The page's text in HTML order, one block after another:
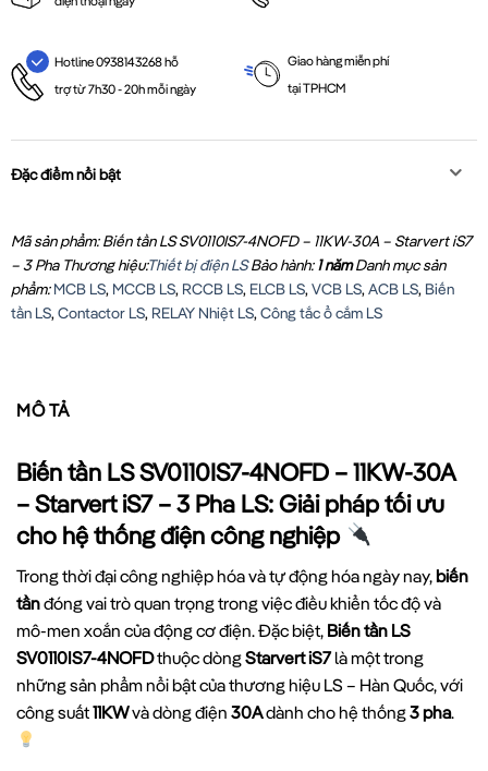
Hotline 0938143268 hỗ
trợ từ 7h30 - 20h mỗi ngày
Giao hàng miễn phí
tại TPHCM
Đặc điểm nổi bật
Mã sản phẩm: Biến tần LS SV0110IS7-4NOFD – 11KW-30A – Starvert iS7
– 3 Pha Thương hiệu:Thiết bị điện LS Bảo hành:1 nămDanh mục sản
phẩm:MCB LS, MCCB LS, RCCB LS, ELCB LS,VCB LS,ACB LS, Biến
tần LS,Contactor LS, RELAY Nhiệt LS,Công tắc ổ cắm LS
MÔ TẢ
Biến tần LS SV0110IS7-4NOFD – 11KW-30A
– Starvert iS7 – 3 Pha LS: Giải pháp tối ưu
cho hệ thống điện công nghiệp
Trong thời đại công nghiệp hóa và tự động hóa ngày nay,biến
tầnđóng vai trò quan trọng trong việc điều khiển tốc độ và
mô-men xoắn của động cơ điện. Đặc biệt, Biến tần LS
SV0110IS7-4NOFDthuộc dòngStarvert iS7là một trong
những sản phẩm nổi bật của thương hiệu LS – Hàn Quốc, với
công suất11KWvà dòng điện 30Adành cho hệ thống3 pha.